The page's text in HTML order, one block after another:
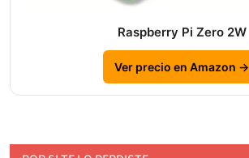
Raspberry Pi Zero 2W
Ver precio en Amazon →